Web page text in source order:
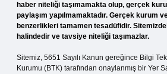
haber niteliği taşımamakta olup, gerçek
paylaşım yapılmamaktadır. Gerçek kurum
benzerlikleri tamamen tesadüfidir.
halindedir ve tavsiye niteliği taşımazlar.
Sitemiz, 5651 Sayılı Kanun gereğince Bilgi
Kurumu (BTK) tarafından onaylanmış bir Yer